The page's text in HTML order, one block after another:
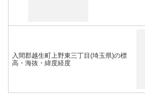
入間郡越生町上野東三丁目(埼玉県)の標
高・海抜・緯度経度